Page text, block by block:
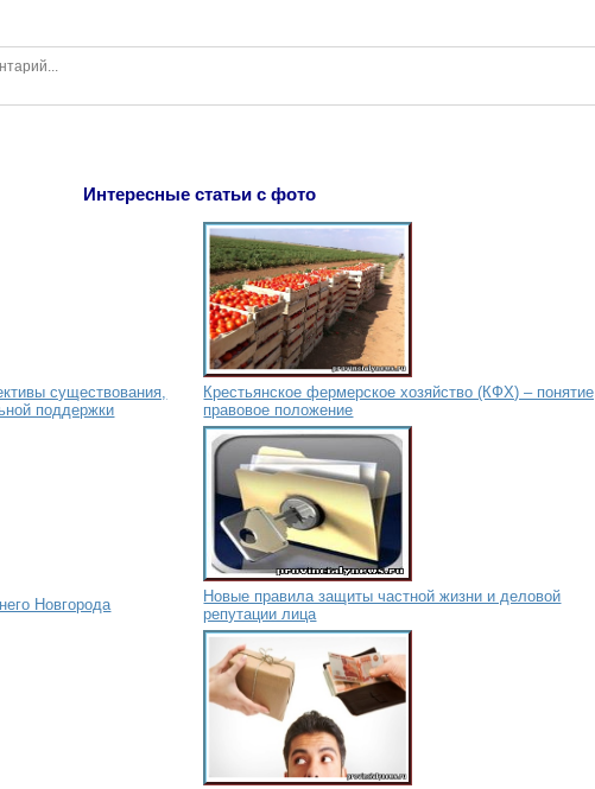
Интересные статьи с фото
существования,
поддержки
Крестьянское фермерское хозяйство (КФХ) – понятие,
правовое положение
Новгорода
Новые правила защиты частной жизни и деловой
репутации лица